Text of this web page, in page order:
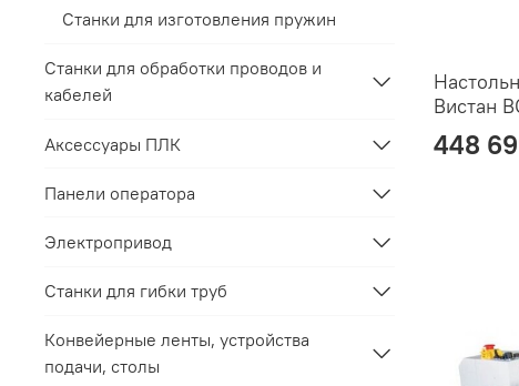
Вистан
448
Станки для изготовления пружин
Станки для обработки проводов и
кабелей
Аксессуары ПЛК
Панели оператора
Электропривод
Станки для гибки труб
Конвейерные ленты, устройства
подачи, столы